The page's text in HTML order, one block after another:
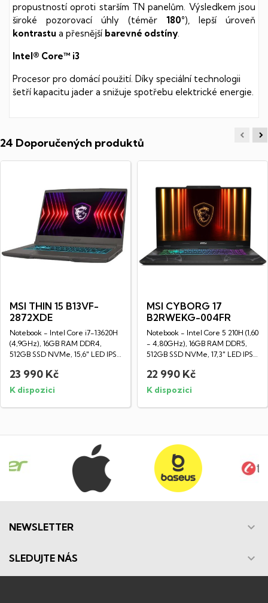
propustností oproti starším TN panelům. Výsledkem jsou
široké pozorovací úhly (téměr 180°), lepší úroveň
kontrastu a přesnější barevné odstíny
Intel® Core™ i3
Procesor pro domácí použití. Díky speciální technologii
šetří kapacitu jader a snižuje spotřebu elektrické energie.
24 Doporučených produktů
MSI THIN 15 B13VF-
2872XDE
Notebook - Intel Core i7-13620H
(4,9GHz), 16GB RAM DDR4,
512GB SSD NVMe, 15,6" LED IPS
23 990 Kč
K dispozici
MSI CYBORG 17
B2RWEKG-004FR
Notebook - Intel Core 5 210H (1,60
- 4,80GHz), 16GB RAM DDR5,
512GB SSD NVMe, 17,3" LED IPS
22 990 Kč
K dispozici
NEWSLETTER 
SLEDUJTE NÁS 